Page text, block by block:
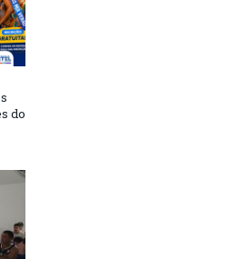
do